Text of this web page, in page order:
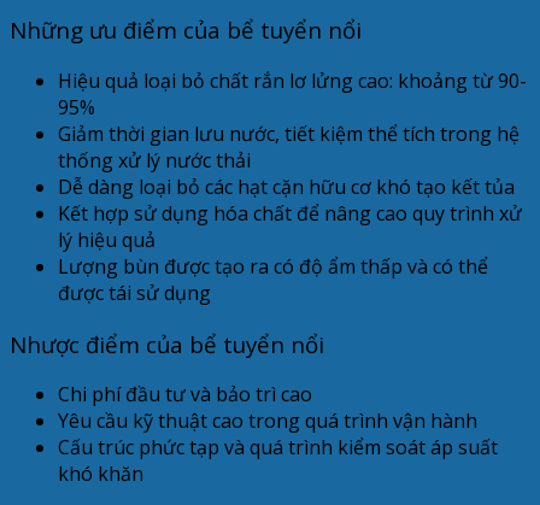
Những ưu điểm của bể tuyển nổi
Hiệu quả loại bỏ chất rắn lơ lửng cao: khoảng từ 90-
95%
Giảm thời gian lưu nước, tiết kiệm thể tích trong hệ
thống xử lý nước thải
Dễ dàng loại bỏ các hạt cặn hữu cơ khó tạo kết tủa
Kết hợp sử dụng hóa chất để nâng cao quy trình xử
lý hiệu quả
Lượng bùn được tạo ra có độ ẩm thấp và có thể
được tái sử dụng
Nhược điểm của bể tuyển nổi
Chi phí đầu tư và bảo trì cao
Yêu cầu kỹ thuật cao trong quá trình vận hành
Cấu trúc phức tạp và quá trình kiểm soát áp suất
khó khăn